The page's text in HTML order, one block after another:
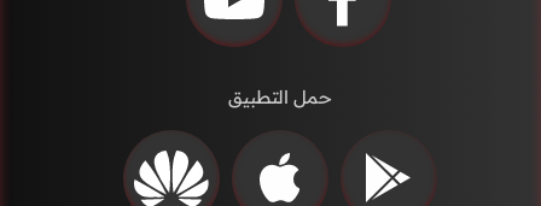
حمل التطبيق